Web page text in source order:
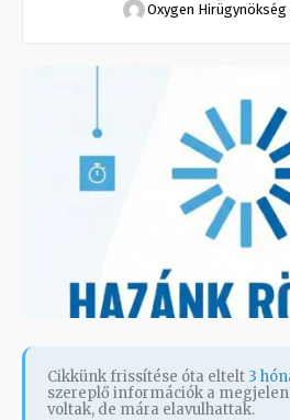
Oxygen Hirügynökség
Cikkünk frissítése óta eltelt 3
szereplő információk a
voltak, de mára elavulhattak.